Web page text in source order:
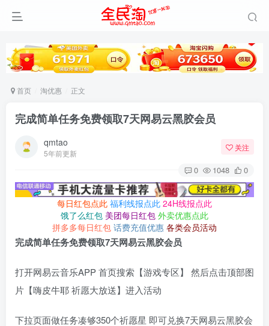
首页 淘优惠 正文
完成简单任务免费领取7天网易云黑胶会员
qmtao
5年前更新
关注
0 1048 0
每日红包点此 福利线报点此 24H线报点此
饿了么红包 美团每日红包 外卖优惠点此
拼多多每日红包 话费充值优惠 各类会员活动
完成简单任务免费领取7天网易云黑胶会员
打开网易云音乐APP 首页搜索【游戏专区】 然后点击顶部图
片【嗨皮牛耶 祈愿大放送】进入活动
下拉页面做任务凑够350个祈愿星 即可兑换7天网易云黑胶会